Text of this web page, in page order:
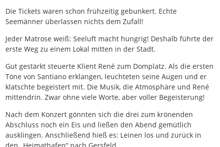
Die Tickets waren schon frühzeitig gebunkert. Echte
Seemänner überlassen nichts dem Zufall!
Jeder Matrose weiß: Seeluft macht hungrig! Deshalb führte der
erste Weg zu einem Lokal mitten in der Stadt.
Gut gestärkt steuerte Klient René zum Domplatz. Als die ersten
Töne von Santiano erklangen, leuchteten seine Augen und er
klatschte begeistert mit. Die Musik, die Atmosphäre und René
mittendrin. Zwar ohne viele Worte, aber voller Begeisterung!
Nach dem Konzert gönnten sich die drei zum krönenden
Abschluss noch ein Eis und ließen den Abend gemütlich
ausklingen. Anschließend hieß es: Leinen los und zurück in